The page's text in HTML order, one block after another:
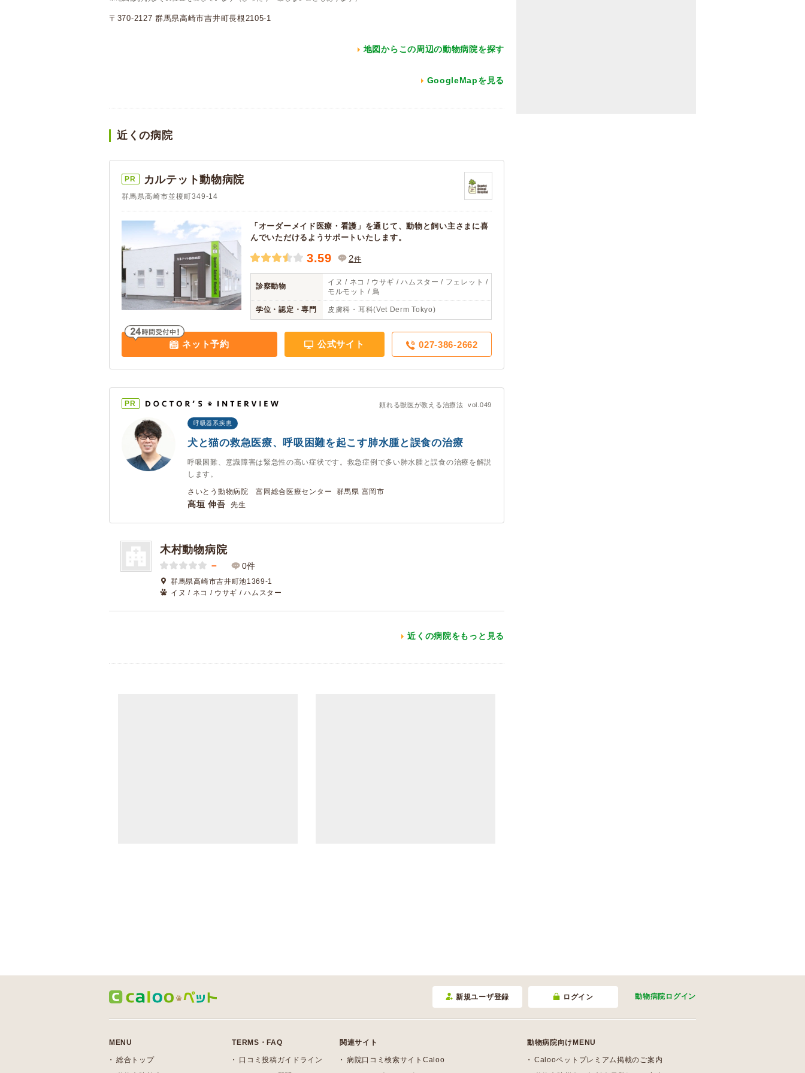
〒370-2127 群馬県高崎市吉井町長根2105-1
地図からこの周辺の動物病院を探す
GoogleMapを見る
近くの病院
PR カルテット動物病院
群馬県高崎市並榎町349-14
「オーダーメイド医療・看護」を通じて、動物と飼い主さまに喜
んでいただけるようサポートいたします。
3.59 2件
診察動物
イヌ / ネコ / ウサギ / ハムスター / フェレット /
モルモット / 鳥
学位・認定・専門 皮膚科・耳科(Vet Derm Tokyo)
ネット予約 公式サイト 027-386-2662
PR 頼れる獣医が教える治療法 vol.049
呼吸器系疾患
犬と猫の救急医療、呼吸困難を起こす肺水腫と誤食の治療
呼吸困難、意識障害は緊急性の高い症状です。救急症例で多い肺水腫と誤食の治療を解説
します。
さいとう動物病院 富岡総合医療センター 群馬県 富岡市
髙垣 伸吾 先生
木村動物病院
－ 0件
群馬県高崎市吉井町池1369-1
イヌ / ネコ / ウサギ / ハムスター
近くの病院をもっと見る
新規ユーザ登録 ログイン 動物病院 ログイン
MENU
総合トップ
TERMS・FAQ
口コミ投稿ガイドライン
関連サイト
病院口コミ検索サイトCaloo
動物病院向けMENU
Calooペットプレミアム掲載のご案内